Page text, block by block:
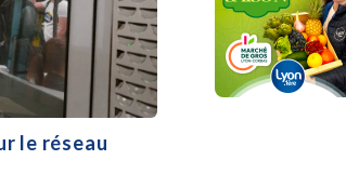
le réseau